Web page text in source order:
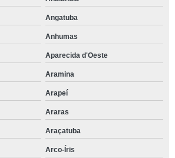
Angatuba
Anhumas
Aparecida d'Oeste
Aramina
Arapeí
Araras
Araçatuba
Arco-Íris